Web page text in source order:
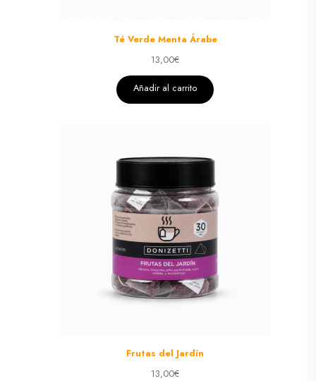
Té Verde Menta Árabe
13,00€
Añadir al carrito
Frutas del Jardín
13,00€